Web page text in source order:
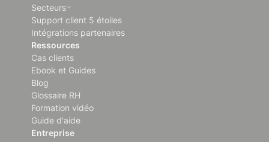
Secteurs
Support client 5 étoiles
Intégrations partenaires
Ressources
Cas clients
Ebook et Guides
Blog
Glossaire RH
Formation vidéo
Guide d'aide
Entreprise